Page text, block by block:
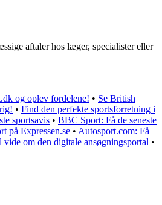
aftaler hos læger, specialister eller
og oplev fordelene! • Se British
• Find den perfekte sportsforretning i
sportsavis • BBC Sport: Få de seneste
på Expressen.se • Autosport.com: Få
vide om den digitale ansøgningsportal •